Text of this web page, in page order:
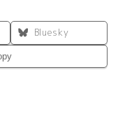
Bluesky